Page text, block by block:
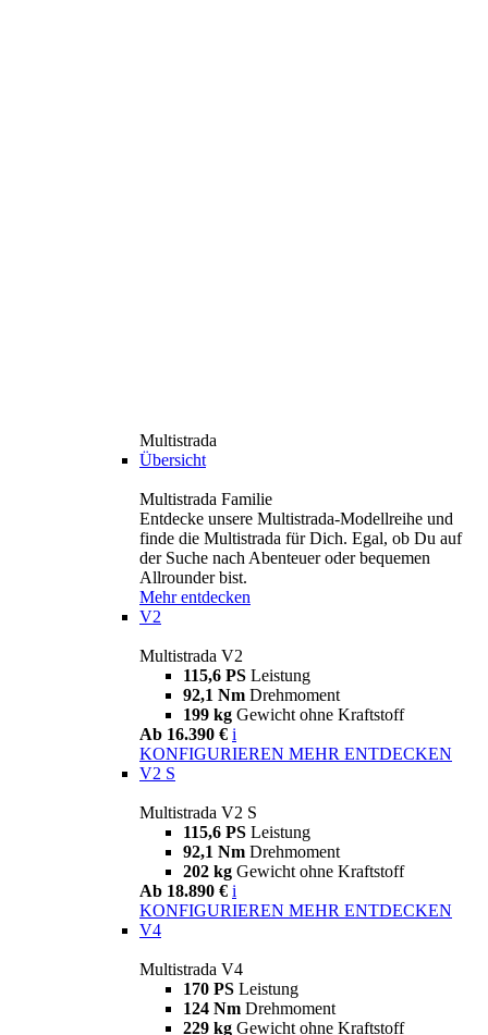
Multistrada
Übersicht
Multistrada Familie
Entdecke unsere Multistrada-Modellreihe und
finde die Multistrada für Dich. Egal, ob Du auf
der Suche nach Abenteuer oder bequemen
Allrounder bist.
Mehr entdecken
V2
Multistrada V2
115,6 PS Leistung
92,1 Nm Drehmoment
199 kg Gewicht ohne Kraftstoff
Ab 16.390 € i
KONFIGURIEREN MEHR ENTDECKEN
V2 S
Multistrada V2 S
115,6 PS Leistung
92,1 Nm Drehmoment
202 kg Gewicht ohne Kraftstoff
Ab 18.890 € i
KONFIGURIEREN MEHR ENTDECKEN
V4
Multistrada V4
170 PS Leistung
124 Nm Drehmoment
229 kg Gewicht ohne Kraftstoff